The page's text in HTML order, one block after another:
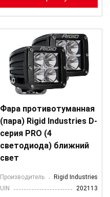
Фара противотуманная
(пара) Rigid Industries D-
серия PRO (4
светодиода) ближний
свет
Производитель
Rigid Industries
UIN
202113